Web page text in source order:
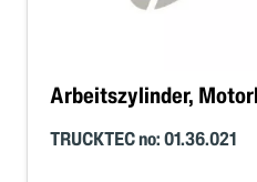
Arbeitszylinder,
TRUCKTEC no: 01.36.021